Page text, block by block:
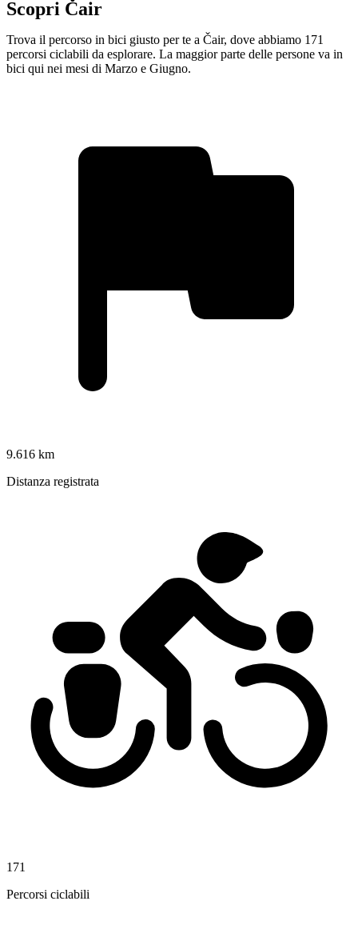
Scopri Čair
Trova il percorso in bici giusto per te a Čair, dove abbiamo 171
percorsi ciclabili da esplorare. La maggior parte delle persone va in
bici qui nei mesi di Marzo e Giugno.
9.616 km
Distanza registrata
171
Percorsi ciclabili